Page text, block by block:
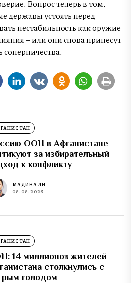
Вопрос теперь в том,
державы устоять перед
нестабильность как оружие
– или они снова принесут
соперничества.
ООН в Афганистане
за избирательный
к конфликту
МАДИНА ЛИ
08.08.2026
14 миллионов жителей
столкнулись с
голодом